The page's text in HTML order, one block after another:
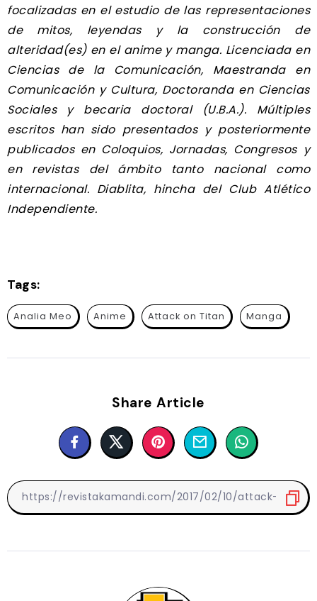
focalizadas en el estudio de las representaciones
de mitos, leyendas y la construcción de
alteridad(es) en el anime y manga. Licenciada en
Ciencias de la Comunicación, Maestranda en
Comunicación y Cultura, Doctoranda en Ciencias
Sociales y becaria doctoral (U.B.A.). Múltiples
escritos han sido presentados y posteriormente
publicados en Coloquios, Jornadas, Congresos y
en revistas del ámbito tanto nacional como
internacional. Diablita, hincha del Club Atlético
Independiente.
Tags:
Analia Meo Anime Attack on Titan Manga
Share Article